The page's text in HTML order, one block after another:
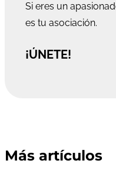
Si eres un
es tu asociación.
¡ÚNETE!
Más artículos